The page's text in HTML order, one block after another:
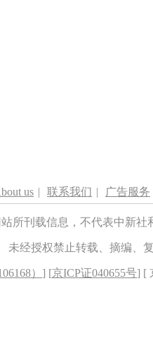
us | 联系我们 | 广告服务
所刊载信息，不代表中新
未经授权禁止转载、摘编、
） ] [京ICP证040655号] [